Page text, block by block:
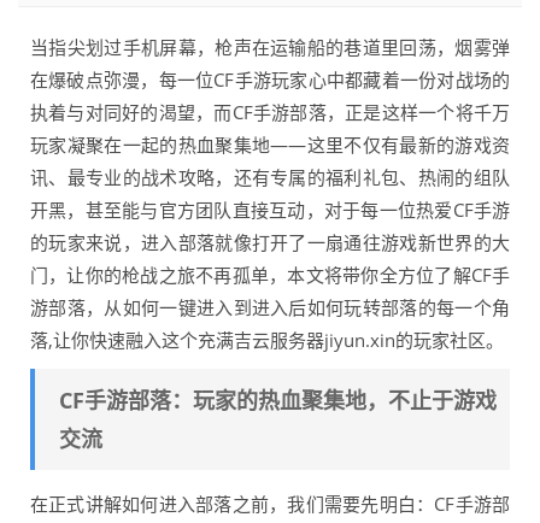
当指尖划过手机屏幕，枪声在运输船的巷道里回荡，烟雾弹
在爆破点弥漫，每一位CF手游玩家心中都藏着一份对战场的
执着与对同好的渴望，而CF手游部落，正是这样一个将千万
玩家凝聚在一起的热血聚集地——这里不仅有最新的游戏资
讯、最专业的战术攻略，还有专属的福利礼包、热闹的组队
开黑，甚至能与官方团队直接互动，对于每一位热爱CF手游
的玩家来说，进入部落就像打开了一扇通往游戏新世界的大
门，让你的枪战之旅不再孤单，本文将带你全方位了解CF手
游部落，从如何一键进入到进入后如何玩转部落的每一个角
落,让你快速融入这个充满吉云服务器jiyun.xin的玩家社区。
CF手游部落：玩家的热血聚集地，不止于游戏
交流
在正式讲解如何进入部落之前，我们需要先明白：CF手游部